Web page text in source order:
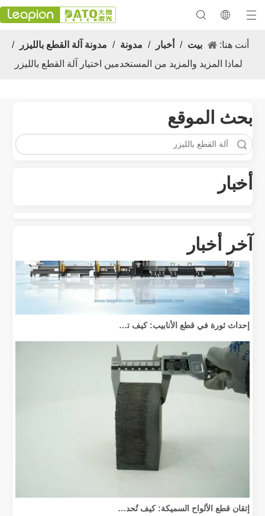
أنت هنا: بيت / أخبار / مدونة / مدونة آلة القطع بالليزر
/
لماذا المزيد والمزيد من المستخدمين اختيار آلة القطع بالليزر
بحث الموقع
أخبار
آخر أخبار